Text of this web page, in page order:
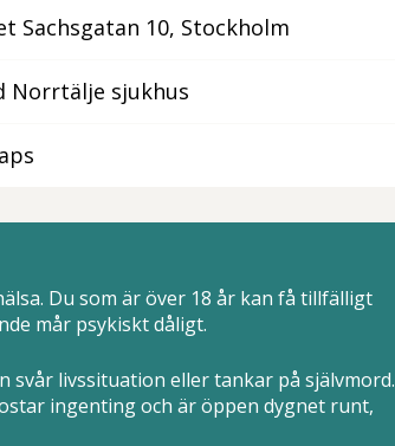
Sachsgatan 10, Stockholm
Norrtälje sjukhus
Du som är över 18 år kan få tillfälligt
mår psykiskt dåligt.
svår livssituation eller tankar på självmord.
ingenting och är öppen dygnet runt,